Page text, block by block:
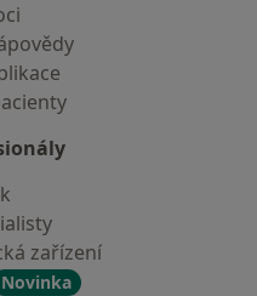
zařízení
Novinka